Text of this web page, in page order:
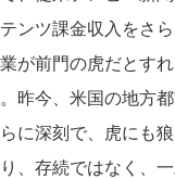
ンツ課金収入をさ
が前門の虎だとす
昨今、米国の地方
に深刻で、虎にも狼
、存続ではなく、